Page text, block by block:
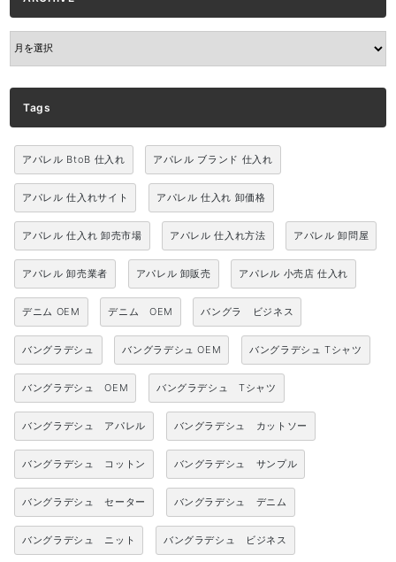
ARCHIVE
Tags
アパレル BtoB 仕入れ アパレル ブランド 仕入れ
アパレル 仕入れサイト アパレル 仕入れ 卸価格
アパレル 仕入れ 卸売市場 アパレル 仕入れ方法 アパレル 卸問屋
アパレル 卸売業者 アパレル 卸販売 アパレル 小売店 仕入れ
デニム OEM デニム OEM バングラ ビジネス
バングラデシュ バングラデシュ OEM バングラデシュ Tシャツ
バングラデシュ OEM バングラデシュ Tシャツ
バングラデシュ アパレル バングラデシュ カットソー
バングラデシュ コットン バングラデシュ サンプル
バングラデシュ セーター バングラデシュ デニム
バングラデシュ ニット バングラデシュ ビジネス